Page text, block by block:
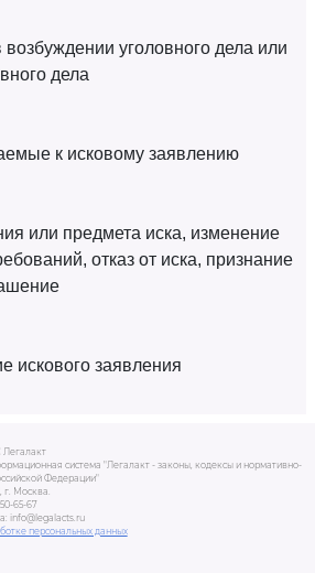
уголовного дела или
дела
к исковому заявлению
или предмета иска, изменение
отказ от иска, признание
искового заявления
Легалакт
система "Легалакт - законы, кодексы и нормативно-
Федерации"
Москва.
65-67
info@legalacts.ru
персональных данных